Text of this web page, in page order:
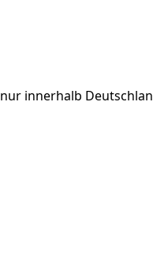
innerhalb Deutschlan